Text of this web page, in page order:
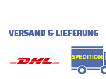
VERSAND & LIEFERUNG